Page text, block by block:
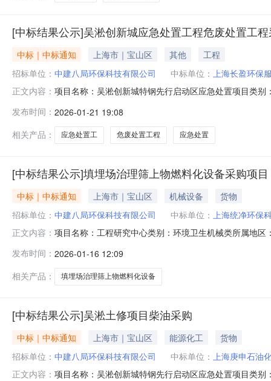
[中标结果公示]吴淞创新城应急处置工程危废处置工
中标｜中标通知 上海市｜宝山区 其他
工程
招标单位： 中建八局环保科技有限公司 中标单位： 上海长盈环保
正文内容： 项目名称：吴淞创新城特钢先行启动区应急处置项目类
发布时间： 2026-01-21 19:08
相关产品：
应急处置工 危废处置工程 应急处置
[中标结果公示]填埋场治理筛上物燃料化设备采购项目
中标｜中标通知 上海市｜宝山区 机械设备
货物
招标单位： 中建八局环保科技有限公司 中标单位： 上海统净环保
正文内容： 项目名称：工程研究中心类别：环境卫生机械类所属地
发布时间： 2026-01-16 12:09
相关产品：
填埋场治理筛上物燃料化设备
[中标结果公示]吴淞土修项目柴油采购
中标｜中标通知 上海市｜宝山区 能源化工
货物
招标单位： 中建八局环保科技有限公司 中标单位： 上海庚申石油
正文内容： 项目名称：吴淞创新城特钢先行启动区应急处置项目类